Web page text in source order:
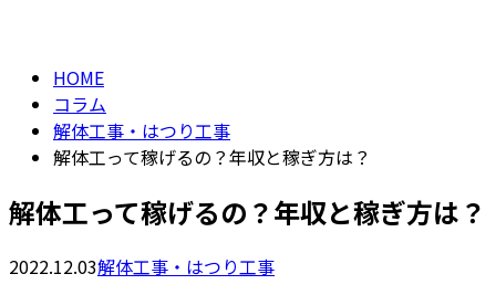
HOME
コラム
解体工事・はつり工事
解体工って稼げるの？年収と稼ぎ方は？
解体工って稼げるの？年収と稼ぎ方は？
2022.12.03解体工事・はつり工事